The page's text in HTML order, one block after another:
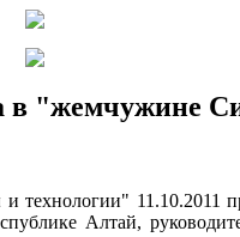
в "жемчужине
технологии"
Алтай,